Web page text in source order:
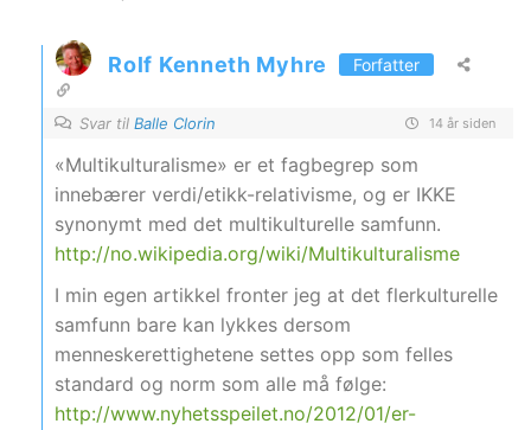
Rolf Kenneth Myhre Forfatter
Svar tilBalle Clorin 14 år siden
«Multikulturalisme» er et fagbegrep som
innebærer verdi/etikk-relativisme, og er IKKE
synonymt med det multikulturelle samfunn.
http://no.wikipedia.org/wiki/Multikulturalisme
I min egen artikkel fronter jeg at det flerkulturelle
samfunn bare kan lykkes dersom
menneskerettighetene settes opp som felles
standard og norm som alle må følge:
http://www.nyhetsspeilet.no/2012/01/er-